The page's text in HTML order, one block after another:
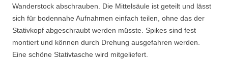
Wanderstock abschrauben. Die Mittelsäule ist geteilt und lässt
sich für bodennahe Aufnahmen einfach teilen, ohne das der
Stativkopf abgeschraubt werden müsste. Spikes sind fest
montiert und können durch Drehung ausgefahren werden.
Eine schöne Stativtasche wird mitgeliefert.